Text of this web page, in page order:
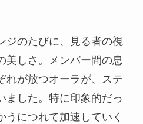
ジのたびに、見る者の視
美しさ。メンバー間の息
れが放つオーラが、ステ
ました。特に印象的だっ
うにつれて加速していく